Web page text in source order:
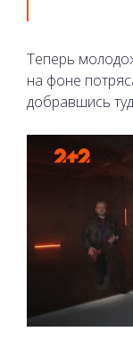
Теперь
на фоне
добравшись